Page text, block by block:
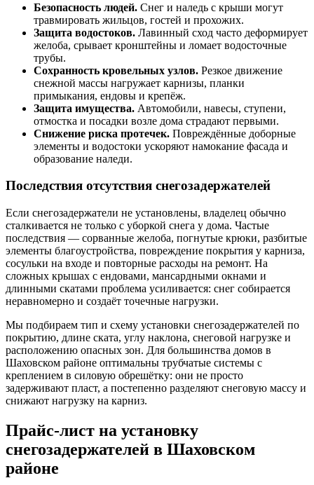
Безопасность людей. Снег и наледь с крыши могут
травмировать жильцов, гостей и прохожих.
Защита водостоков. Лавинный сход часто деформирует
желоба, срывает кронштейны и ломает водосточные
трубы.
Сохранность кровельных узлов. Резкое движение
снежной массы нагружает карнизы, планки
примыкания, ендовы и крепёж.
Защита имущества. Автомобили, навесы, ступени,
отмостка и посадки возле дома страдают первыми.
Снижение риска протечек. Повреждённые доборные
элементы и водостоки ускоряют намокание фасада и
образование наледи.
Последствия отсутствия снегозадержателей
Если снегозадержатели не установлены, владелец обычно
сталкивается не только с уборкой снега у дома. Частые
последствия — сорванные желоба, погнутые крюки, разбитые
элементы благоустройства, повреждение покрытия у карниза,
сосульки на входе и повторные расходы на ремонт. На
сложных крышах с ендовами, мансардными окнами и
длинными скатами проблема усиливается: снег собирается
неравномерно и создаёт точечные нагрузки.
Мы подбираем тип и схему установки снегозадержателей по
покрытию, длине ската, углу наклона, снеговой нагрузке и
расположению опасных зон. Для большинства домов в
Шаховском районе оптимальны трубчатые системы с
креплением в силовую обрешётку: они не просто
задерживают пласт, а постепенно разделяют снеговую массу и
снижают нагрузку на карниз.
Прайс-лист на установку
снегозадержателей в Шаховском
районе